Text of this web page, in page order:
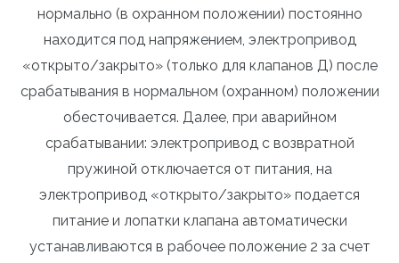
нормально (в охранном положении) постоянно
находится под напряжением, электропривод
«открыто/закрыто» (только для клапанов Д) после
срабатывания в нормальном (охранном) положении
обесточивается. Далее, при аварийном
срабатывании: электропривод с возвратной
пружиной отключается от питания, на
электропривод «открыто/закрыто» подается
питание и лопатки клапана автоматически
устанавливаются в рабочее положение 2 за счет